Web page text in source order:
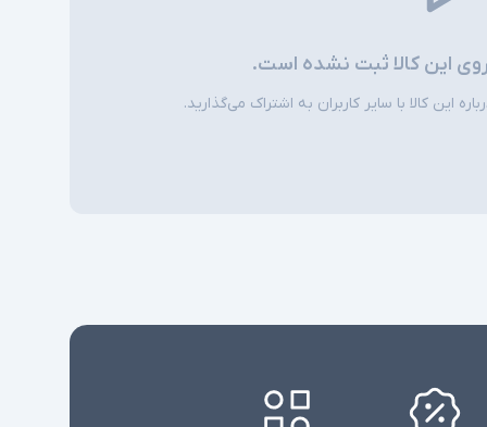
تشخیص چهره در همه مدلها وجود ندارند
این کالا ثبت نشده است.
این کالا با سایر کاربران به اشتراک می‌گذارید.